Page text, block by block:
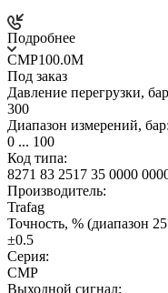
Подробнее
CMP100.0M
Под заказ
Давление перегрузки,
300
Диапазон измерений, бар:
0 ... 100
Код типа:
8271 83 2517 35 0000
Производитель:
Trafag
Точность, % (диапазон
±0.5
Серия:
CMP
Выходной сигнал: